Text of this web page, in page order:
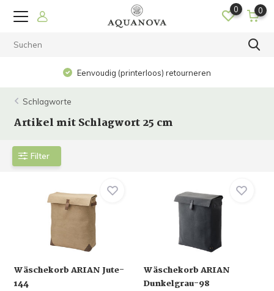
0 0
Eenvoudig (printerloos) retourneren
Schlagworte
Artikel mit Schlagwort 25 cm
Filter
Wäschekorb ARIAN Jute-
144
Wäschekorb ARIAN
Dunkelgrau-98